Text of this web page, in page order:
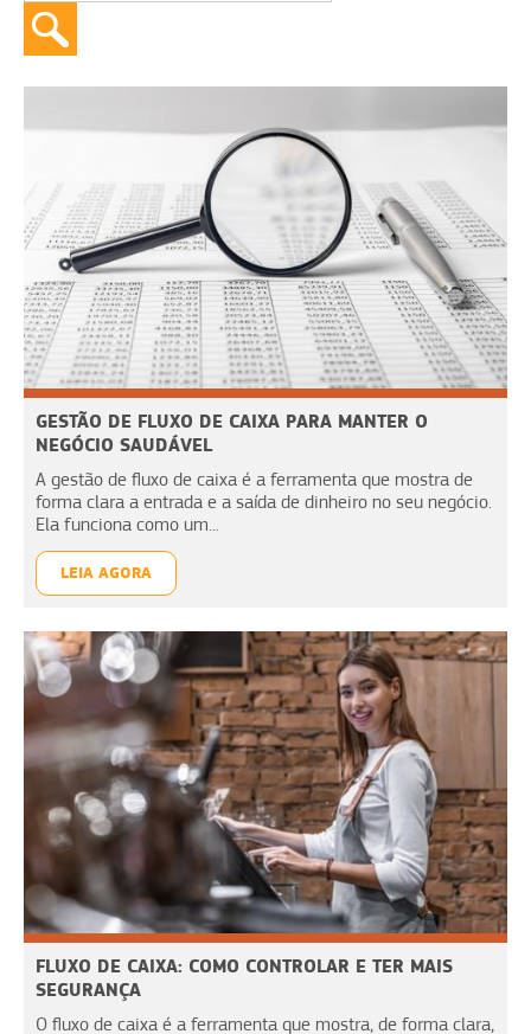
GESTÃO DE FLUXO DE CAIXA PARA MANTER O
NEGÓCIO SAUDÁVEL
A gestão de fluxo de caixa é a ferramenta que mostra de
forma clara a entrada e a saída de dinheiro no seu negócio.
Ela funciona como um...
LEIA AGORA
FLUXO DE CAIXA: COMO CONTROLAR E TER MAIS
SEGURANÇA
O fluxo de caixa é a ferramenta que mostra, de forma clara,